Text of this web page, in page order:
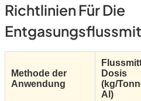
Richtlinien Für Die
Methode der
Anwendung
Dosis
(kg/
Al)